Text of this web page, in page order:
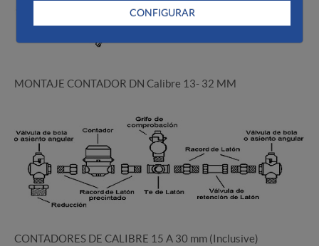
CONFIGURAR
MONTAJE CONTADOR DN Calibre 13- 32 MM
CONTADORES DE CALIBRE 15 A 30 mm (Inclusive)